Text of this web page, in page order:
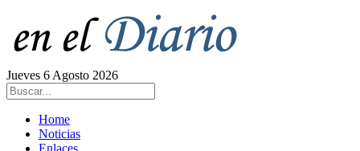
Jueves 6 Agosto 2026
Home
Noticias
Enlaces